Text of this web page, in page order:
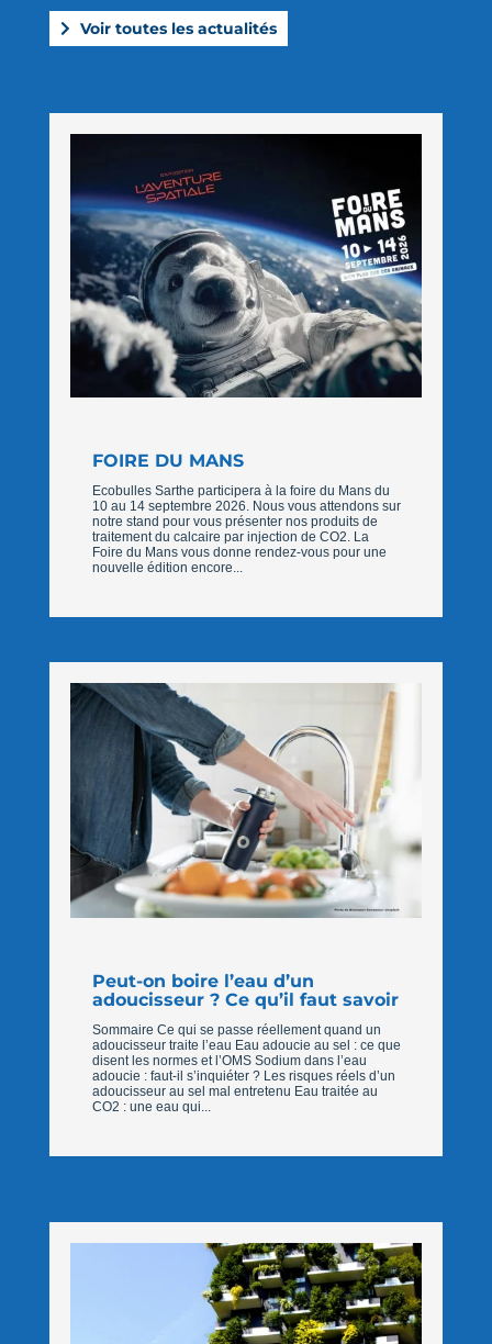
Voir toutes les actualités
FOIRE DU MANS
Ecobulles Sarthe participera à la foire du Mans du
10 au 14 septembre 2026. Nous vous attendons sur
notre stand pour vous présenter nos produits de
traitement du calcaire par injection de CO2. La
Foire du Mans vous donne rendez-vous pour une
nouvelle édition encore...
Peut-on boire l’eau d’un
adoucisseur ? Ce qu’il faut savoir
Sommaire Ce qui se passe réellement quand un
adoucisseur traite l’eau Eau adoucie au sel : ce que
disent les normes et l’OMS Sodium dans l’eau
adoucie : faut-il s’inquiéter ? Les risques réels d’un
adoucisseur au sel mal entretenu Eau traitée au
CO2 : une eau qui...